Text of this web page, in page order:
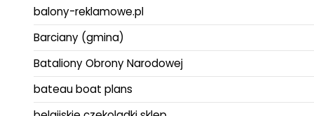
balony-reklamowe.pl
Barciany (gmina)
Bataliony Obrony Narodowej
bateau boat plans